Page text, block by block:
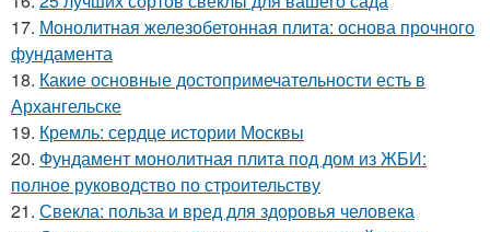
17. Монолитная железобетонная плита: основа прочного
фундамента
18. Какие основные достопримечательности есть в
Архангельске
19. Кремль: сердце истории Москвы
20. Фундамент монолитная плита под дом из ЖБИ:
полное руководство по строительству
21. Свекла: польза и вред для здоровья человека